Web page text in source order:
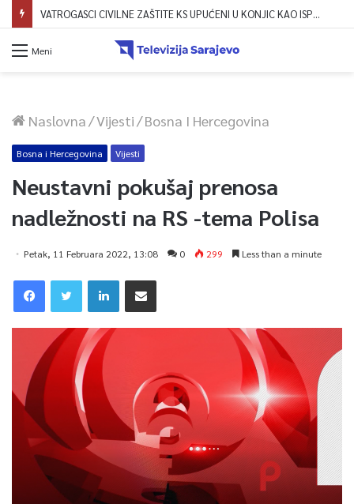
VATROGASCI CIVILNE ZAŠTITE KS UPUĆENI U KONJIC KAO ISPOMOĆ U GAŠENJU POŽARA
Meni
Naslovna/Vijesti/Bosna I Hercegovina
Bosna i Hercegovina Vijesti
Neustavni pokušaj prenosa
nadležnosti na RS -tema Polisa
Petak, 11 Februara 2022, 13:08 0 299 Less than a minute